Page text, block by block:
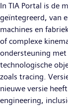
In TIA Portal is de
geïntegreerd, van
machines en
of complexe
ondersteuning
technologische
zoals tracing.
nieuwe versie
engineering,